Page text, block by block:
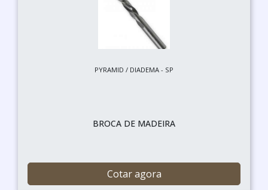
PYRAMID / DIADEMA - SP
BROCA DE MADEIRA
Cotar agora